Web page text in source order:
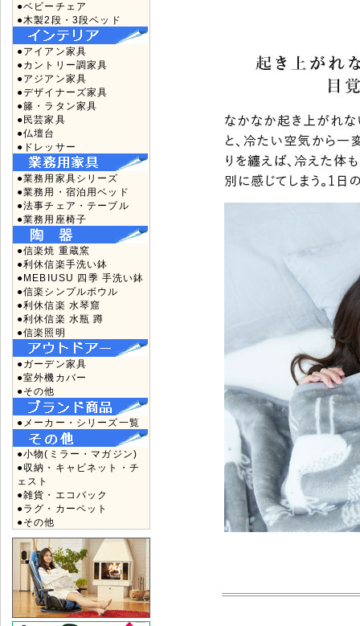
●ベビーチェア
●木製2段・3段ベッド
●アイアン家具
●カントリー調家具
●アジアン家具
●デザイナーズ家具
●籐・ラタン家具
●民芸家具
●仏壇台
●ドレッサー
●業務用家具シリーズ
●業務用・宿泊用ベッド
●法事チェア・テーブル
●業務用座椅子
●信楽焼 重蔵窯
●利休信楽手洗い鉢
●MEBIUSU 四季 手洗い鉢
●信楽シンプルボウル
●利休信楽 水琴窟
●利休信楽 水瓶 蹲
●信楽照明
●ガーデン家具
●室外機カバー
●その他
●メーカー・シリーズ一覧
●小物(ミラー・マガジン)
●収納・キャビネット・チ
ェスト
●雑貨・エコバック
●ラグ・カーペット
●その他